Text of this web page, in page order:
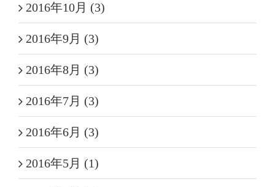
2016年10月 (3)
2016年9月 (3)
2016年8月 (3)
2016年7月 (3)
2016年6月 (3)
2016年5月 (1)